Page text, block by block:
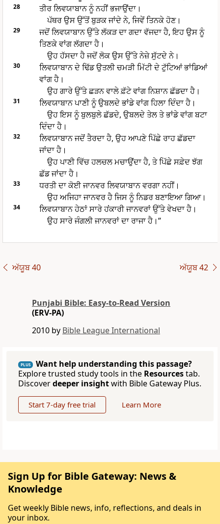
28
ਤੀਰ ਲਿਵਯਾਬਾਨ ਨੂੰ ਨਹੀਂ ਭਜਾਉਂਦਾ।
ਪੱਥਰ ਉਸ ਉੱਤੋਂ ਬੁੜਕ ਜਾਂਦੇ ਨੇ, ਜਿਵੇਂ ਤਿਨਕੇ ਹੋਣ।
29
ਜਦੋਂ ਲਿਵਯਾਬਾਨ ਉੱਤੇ ਲੱਕੜ ਦਾ ਗਦਾ ਵੱਜਦਾ ਹੈ, ਇਹ ਉਸ ਨੂੰ
ਤਿਣਕੇ ਵਾਂਗ ਲੱਗਦਾ ਹੈ।
ਉਹ ਹੱਸਦਾ ਹੈ ਜਦੋਂ ਲੋਕ ਉਸ ਉੱਤੇ ਨੇਜ਼ੇ ਸੁੱਟਦੇ ਨੇ।
30
ਲਿਵਯਾਬਾਨ ਦੇ ਢਿੱਡ ਉਤਲੀ ਚਮੜੀ ਮਿੱਟੀ ਦੇ ਟੁੱਟਿਆਂ ਭਾਂਡਿਆਂ
ਵਾਂਗ ਹੈ।
ਉਹ ਗਾਰੇ ਉੱਤੇ ਛੜਨ ਵਾਲੇ ਫ਼ੱਟੇ ਵਾਂਗ ਨਿਸ਼ਾਨ ਛੱਡਦਾ ਹੈ।
31
ਲਿਵਯਾਬਾਨ ਪਾਣੀ ਨੂੰ ਉਬਲਦੇ ਭਾਂਡੇ ਵਾਂਗ ਹਿਲਾ ਦਿੰਦਾ ਹੈ।
ਉਹ ਇਸ ਨੂੰ ਬੁਲਬੁਲੇ ਛੱਡਦੇ, ਉਬਲਦੇ ਤੇਲ ਤੇ ਭਾਂਡੇ ਵਾਂਗ ਬਟਾ
ਦਿੰਦਾ ਹੈ।
32
ਲਿਵਯਾਬਾਨ ਜਦੋਂ ਤੈਰਦਾ ਹੈ, ਉਹ ਆਪਣੇ ਪਿੱਛੇ ਰਾਹ ਛੱਡਦਾ
ਜਾਂਦਾ ਹੈ।
ਉਹ ਪਾਣੀ ਵਿੱਚ ਹਲਚਲ ਮਚਾਉਂਦਾ ਹੈ, ਤੇ ਪਿੱਛੇ ਸਫ਼ੇਦ ਝੱਗ
ਛੱਡ ਜਾਂਦਾ ਹੈ।
33
ਧਰਤੀ ਦਾ ਕੋਈ ਜਾਨਵਰ ਲਿਵਯਾਬਾਨ ਵਰਗਾ ਨਹੀਂ।
ਉਹ ਅਜਿਹਾ ਜਾਨਵਰ ਹੈ ਜਿਸ ਨੂੰ ਨਿਡਰ ਬਣਾਇਆ ਗਿਆ।
34
ਲਿਵਯਾਬਾਨ ਹੇਠਾਂ ਸਾਰੇ ਹਂਕਾਰੀ ਜਾਨਵਰਾਂ ਉੱਤੇ ਵੇਖਦਾ ਹੈ।
ਉਹ ਸਾਰੇ ਜੰਗਲੀ ਜਾਨਵਰਾਂ ਦਾ ਰਾਜਾ ਹੈ।”
ਅੱਯੂਬ 40 ਅੱਯੂਬ 42
Punjabi Bible: Easy-to-Read Version
(ERV-PA)
2010 by Bible League International
PLUS
Want help understanding this passage?
Explore trusted study tools in the Resourcestab.
Discoverdeeper insightwith Bible Gateway Plus.
Start 7-day free trial Learn More
Sign Up for Bible Gateway: News &
Knowledge
Get weekly Bible news, info, reflections, and deals in
your inbox.